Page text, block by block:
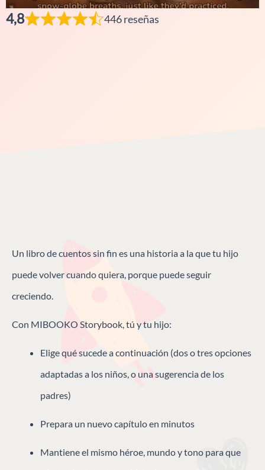
4,8 446 reseñas
Un libro de cuentos sin fin es una historia a la que tu hijo
puede volver cuando quiera, porque puede seguir
creciendo.
Con MIBOOKO Storybook, tú y tu hijo:
Elige qué sucede a continuación (dos o tres opciones
adaptadas a los niños, o una sugerencia de los
padres)
Prepara un nuevo capítulo en minutos
Mantiene el mismo héroe, mundo y tono para que